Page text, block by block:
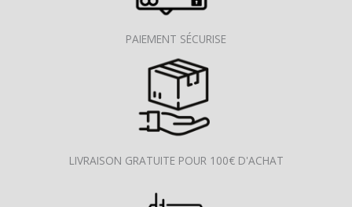
PAIEMENT SÉCURISE
LIVRAISON GRATUITE POUR 100€ D'ACHAT